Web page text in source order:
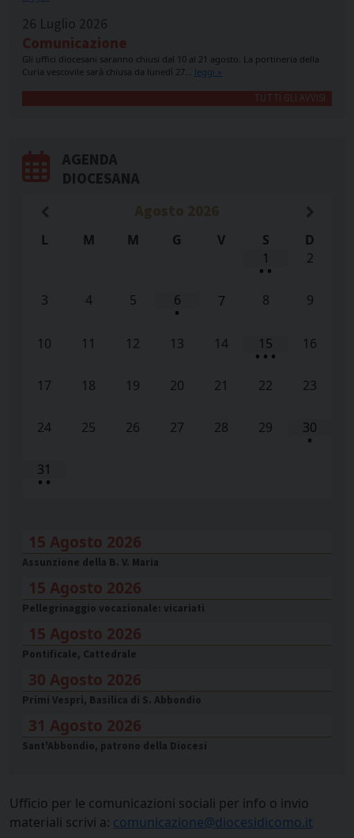
26 Luglio 2026
Comunicazione
Gli uffici diocesani saranno chiusi dal 10 al 21 agosto. La portineria della
Curia vescovile sarà chiusa da lunedì 27… leggi »
TUTTI GLI AVVISI
AGENDA
DIOCESANA
L M M G V S
D
1
• •
2
3 4 5 6
•
7 8 9
10 11 12 13 14 15
• • •
16
17 18 19 20 21 22 23
24 25 26 27 28 29 30
•
31
• •
15 Agosto 2026
Assunzione della B. V. Maria
15 Agosto 2026
Pellegrinaggio vocazionale: vicariati
15 Agosto 2026
Pontificale, Cattedrale
30 Agosto 2026
Primi Vespri, Basilica di S. Abbondio
31 Agosto 2026
Sant'Abbondio, patrono della Diocesi
Ufficio per le comunicazioni sociali per info o invio
materiali scrivi a: comunicazione@diocesidicomo.it